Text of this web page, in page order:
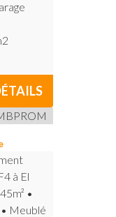
à El
•
Meublé